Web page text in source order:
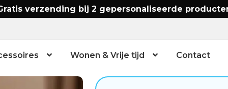
verzending bij 2 gepersonaliseerde
Wonen & Vrije tijd Contact